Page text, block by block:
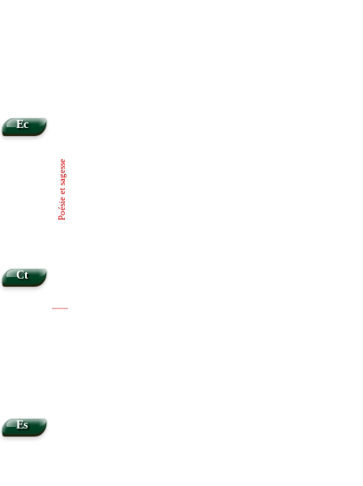
Ec
Ct
Es
Poésie et sagesse